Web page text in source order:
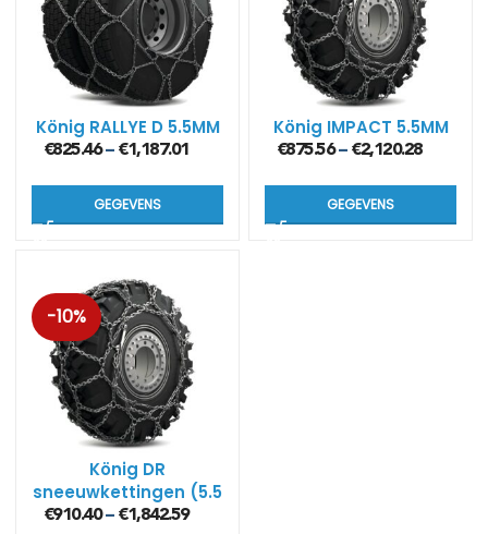
König RALLYE D 5.5MM
€825.46– €1,187.01
GEGEVENS
König IMPACT 5.5MM
€875.56– €2,120.28
GEGEVENS
-10%
König DR
sneeuwkettingen (5.5
mm)
€910.40– €1,842.59